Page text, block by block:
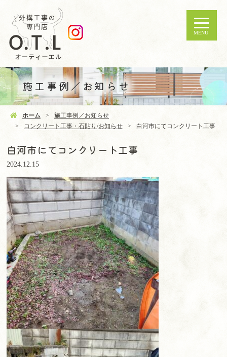
MENU
施工事例／お知らせ
ホーム
施工事例／お知らせ
コンクリート工事・石貼り /お知らせ 白河市にてコンクリート工事
白河市にてコンクリート工事
2024.12.15